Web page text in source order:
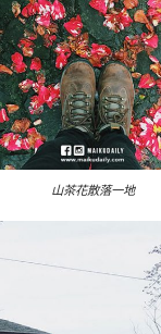
山茶花散落一地